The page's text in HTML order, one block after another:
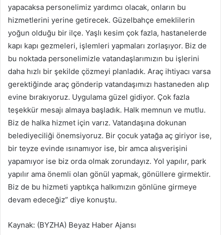
yapacaksa personelimiz yardımcı olacak, onların bu
hizmetlerini yerine getirecek. Güzelbahçe emeklilerin
yoğun olduğu bir ilçe. Yaşlı kesim çok fazla, hastanelerde
kapı kapı gezmeleri, işlemleri yapmaları zorlaşıyor. Biz de
bu noktada personelimizle vatandaşlarımızın bu işlerini
daha hızlı bir şekilde çözmeyi planladık. Araç ihtiyacı varsa
gerektiğinde araç gönderip vatandaşımızı hastaneden alıp
evine bırakıyoruz. Uygulama güzel gidiyor. Çok fazla
teşekkür mesajı almaya başladık. Halk memnun ve mutlu.
Biz de halka hizmet için varız. Vatandaşına dokunan
belediyeciliği önemsiyoruz. Bir çocuk yatağa aç giriyor ise,
bir teyze evinde ısınamıyor ise, bir amca alışverişini
yapamıyor ise biz orda olmak zorundayız. Yol yapılır, park
yapılır ama önemli olan gönül yapmak, gönüllere girmektir.
Biz de bu hizmeti yaptıkça halkımızın gönlüne girmeye
devam edeceğiz” diye konuştu.
Kaynak: (BYZHA) Beyaz Haber Ajansı